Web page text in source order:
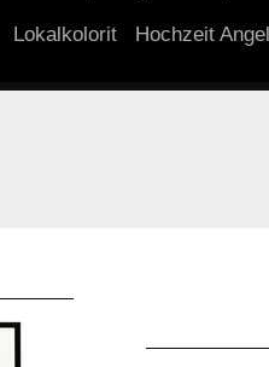
Lokalkolorit Hochzeit